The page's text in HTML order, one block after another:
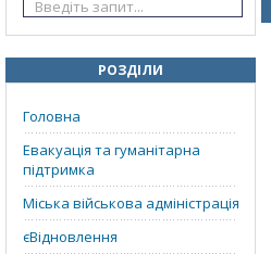
РОЗДІЛИ
Головна
Евакуація та гуманітарна
підтримка
Міська військова адміністрація
єВідновлення